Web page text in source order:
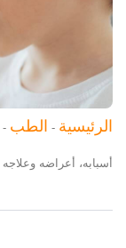
الرئيسية - الطب -
أسبابه، أعراضه وعلاجه